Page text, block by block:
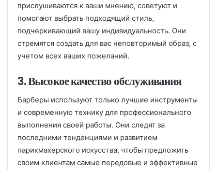
прислушиваются к ваши мнению, советуют и
помогают выбрать подходящий стиль,
подчеркивающий вашу индивидуальность. Они
стремятся создать для вас неповторимый образ, с
учетом всех ваших пожеланий.
3. Высокое качество обслуживания
Барберы используют только лучшие инструменты
и современную технику для профессионального
выполнения своей работы. Они следят за
последними тенденциями и развитием
парикмахерского искусства, чтобы предложить
своим клиентам самые передовые и эффективные